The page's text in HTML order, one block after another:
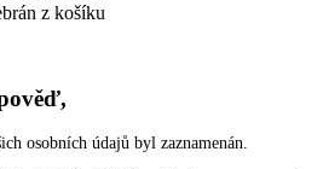
z košíku
osobních údajů byl zaznamenán.